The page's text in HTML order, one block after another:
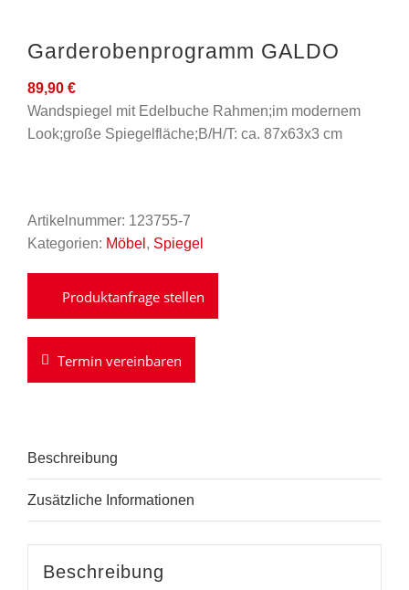
Garderobenprogramm GALDO
89,90 €
Wandspiegel mit Edelbuche Rahmen;im modernem
Look;große Spiegelfläche;B/H/T: ca. 87x63x3 cm
Artikelnummer: 123755-7
Kategorien: Möbel , Spiegel
Termin vereinbaren
Beschreibung
Zusätzliche Informationen
Beschreibung